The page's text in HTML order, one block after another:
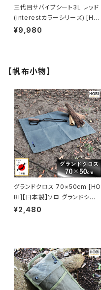
三代目サバイブシート3L レッド
(interestカラーシリーズ) [HO
BI]【日本製】極軽上質帆布 グラ
ア レジャー マット 海 ビーチ お
¥9,980
【帆布小物】
グランドクロス 70×50cm [HO
BI]【日本製】ソロ グランドシート
極軽上質帆布 撥水パラフィン加
ャー 車載マット 工作 工具 園芸
軍幕 ブラックオリーブ [MADE I
N JAPAN]
¥2,480